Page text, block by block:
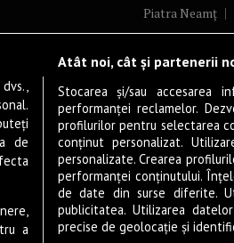
Piatra Neamț
Brăila
Ploiești
Alba Iulia
Baia Mare
Sfântu
Tulcea
Târgu
Botoșani
Târgoviște
Drobeta-Turnu
Giurgiu
de
a
Atât noi, cât și partenerii
Stocarea și/sau accesarea
performanței reclamelor.
profilurilor pentru selectarea
conținut personalizat.
personalizate. Crearea
performanței conținutului.
de date din surse diferite.
publicitatea. Utilizarea
precise de geolocație și